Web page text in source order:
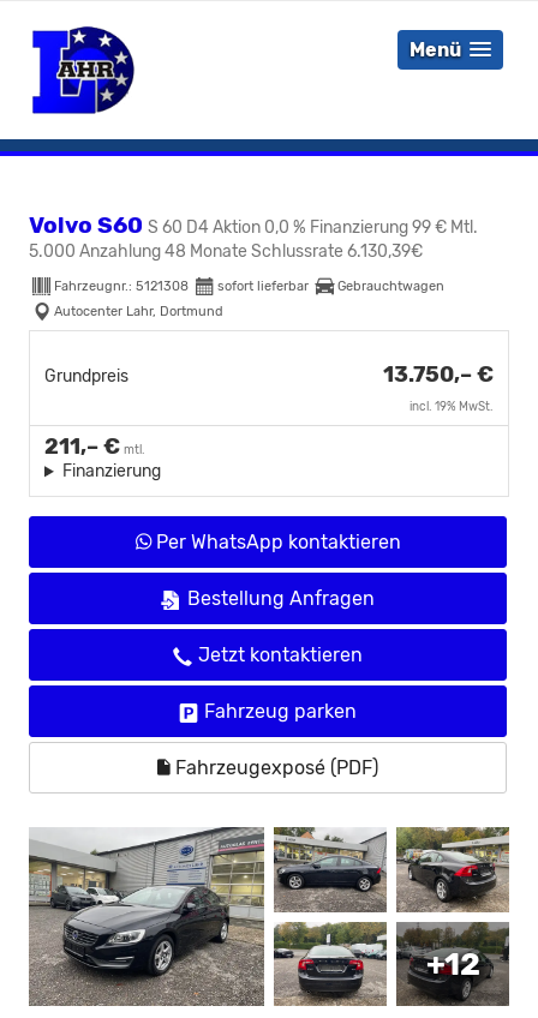
Menü
Volvo S60 S 60 D4 Aktion 0,0 % Finanzierung 99 € Mtl.
5.000 Anzahlung 48 Monate Schlussrate 6.130,39€
Fahrzeugnr.: 5121308 sofort lieferbar
Gebrauchtwagen
Autocenter Lahr, Dortmund
Grundpreis 13.750,– €
incl. 19% MwSt.
211,– € mtl.
Finanzierung
Per WhatsApp kontaktieren
Bestellung Anfragen
Jetzt kontaktieren
Fahrzeug parken
Fahrzeugexposé (PDF)
+12